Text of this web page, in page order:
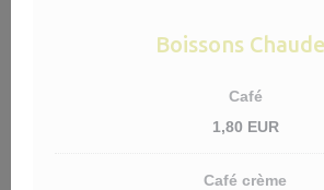
Boissons
Café
1,80 EUR
Café crème